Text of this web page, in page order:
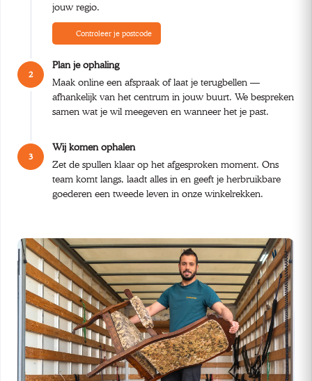
jouw regio.
Controleer je postcode
2
Plan je ophaling
Maak online een afspraak of laat je terugbellen —
afhankelijk van het centrum in jouw buurt. We bespreken
samen wat je wil meegeven en wanneer het je past.
3
Wij komen ophalen
Zet de spullen klaar op het afgesproken moment. Ons
team komt langs, laadt alles in en geeft je herbruikbare
goederen een tweede leven in onze winkelrekken.